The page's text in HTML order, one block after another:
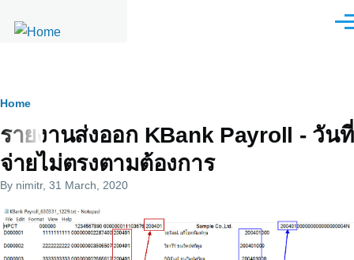
Breadcrumb
Home
รายงานส่งออก KBank Payroll - วันที่
จ่ายไม่ตรงตามต้องการ
By nimitr, 31 March, 2020